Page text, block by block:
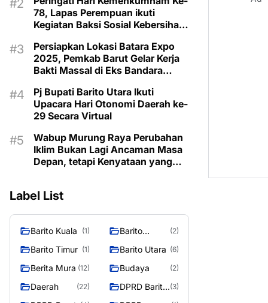
78, Lapas Perempuan ikuti
Kegiatan Baksi Sosial Kebersihan
Persiapkan Lokasi Batara Expo
2025, Pemkab Barut Gelar Kerja
Bakti Massal di Eks Bandara
Pj Bupati Barito Utara Ikuti
Upacara Hari Otonomi Daerah ke-
29 Secara Virtual
Wabup Murung Raya Perubahan
Iklim Bukan Lagi Ancaman Masa
Depan, tetapi Kenyataan yang
Label List
Barito Kuala (1)
Barito
(2)
Barito Timur (1) Barito Utara (6)
Berita Mura (12) Budaya (2)
Daerah (22)
DPRD Barito (3)